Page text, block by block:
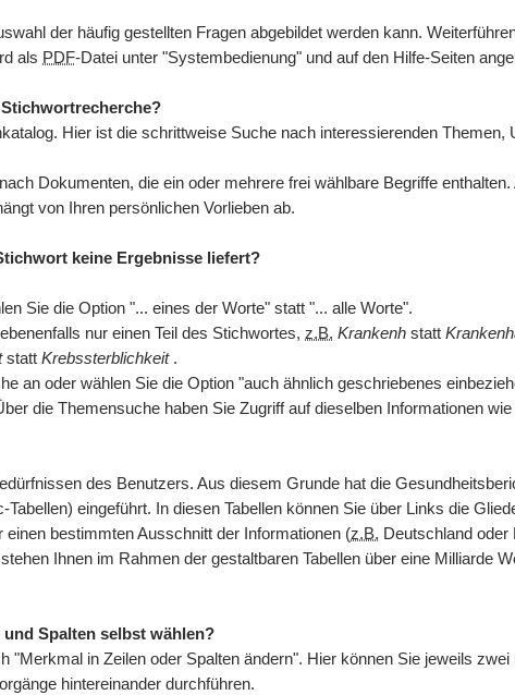
der häufig gestellten Fragen abgebildet werden kann.
als PDF-Datei unter "Systembedienung" und auf den Hilfe-Seiten
Hier ist die schrittweise Suche nach interessierenden
Dokumenten, die ein oder mehrere frei wählbare Begriffe
von Ihren persönlichen Vorlieben ab.
keine Ergebnisse liefert?
Sie die Option "... eines der Worte" statt "... alle Worte".
nur einen Teil des Stichwortes, z.B. Krankenh statt
statt Krebssterblichkeit .
an oder wählen Sie die Option "auch ähnlich geschriebenes
die Themensuche haben Sie Zugriff auf dieselben Informationen
des Benutzers. Aus diesem Grunde hat die
eingeführt. In diesen Tabellen können Sie über Links die
bestimmten Ausschnitt der Informationen (z.B. Deutschland oder
Ihnen im Rahmen der gestaltbaren Tabellen über eine Milliarde
Spalten selbst wählen?
"Merkmal in Zeilen oder Spalten ändern". Hier können Sie jeweils
hintereinander durchführen.